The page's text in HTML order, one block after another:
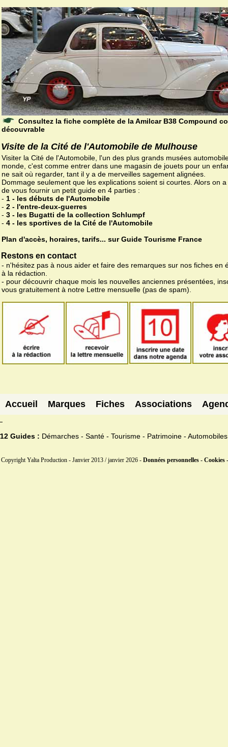
Consultez la fiche complète de la Amilcar B38 Compound
découvrable
Visite de la Cité de l'Automobile de Mulhouse
Visiter la Cité de l'Automobile, l'un des plus grands musées
monde, c'est comme entrer dans une magasin de jouets pour un
ne sait où regarder, tant il y a de merveilles sagement alignées.
Dommage seulement que les explications soient si courtes. Alors on
de vous fournir un petit guide en 4 parties :
- 1 - les débuts de l'Automobile
- 2 - l'entre-deux-guerres
- 3 - les Bugatti de la collection Schlumpf
- 4 - les sportives de la Cité de l'Automobile
Plan d'accès, horaires, tarifs... sur Guide Tourisme France
Restons en contact
- n'hésitez pas à nous aider et faire des remarques sur nos fiches en
à la rédaction.
- pour découvrir chaque mois les nouvelles anciennes présentées,
vous gratuitement à notre Lettre mensuelle (pas de spam).
Accueil Marques Fiches Associations
12 Guides : Démarches - Santé - Tourisme - Patrimoine - Automobiles
Copyright Yalta Production - Janvier 2013 / janvier 2026 - Données personnelles - Cookies